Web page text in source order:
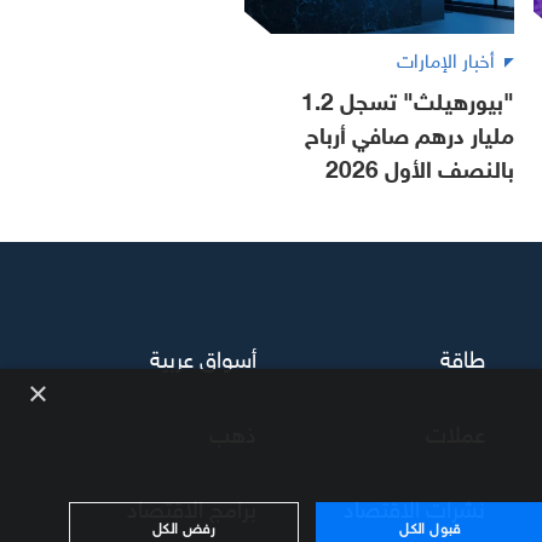
أخبار الإمارات
"بيورهيلث" تسجل 1.2
مليار درهم صافي أرباح
بالنصف الأول 2026
طاقة
أسواق عربية
نشرات الاقتصاد
برامج الاقتصاد
×
قبول الكل رفض الكل